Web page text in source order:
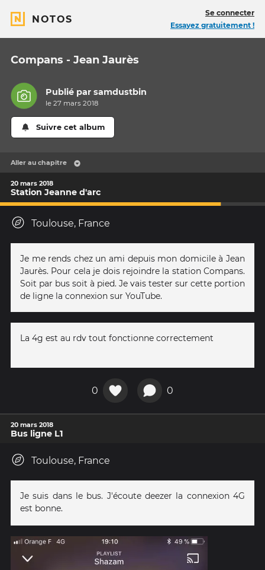
NOTOS
Se connecter
Essayez gratuitement !
Compans - Jean Jaurès
Publié parsamdustbin
le 27 mars 2018
Suivre cet album
Aller au chapitre
20 mars 2018
Station Jeanne d'arc
Toulouse, France
Je me rends chez un ami depuis mon domicile à Jean
Jaurès. Pour cela je dois rejoindre la station Compans.
Soit par bus soit à pied. Je vais tester sur cette portion
de ligne la connexion sur YouTube.
La 4g est au rdv tout fonctionne correctement
0 0
20 mars 2018
Bus ligne L1
Toulouse, France
Je suis dans le bus. J'écoute deezer la connexion 4G
est bonne.